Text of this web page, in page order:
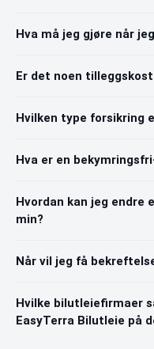
Hva må jeg gjøre når
Er det noen
Hvilken type forsikring
Hva er en
Hvordan kan jeg endre
min?
Når vil jeg få
Hvilke bilutleiefirmaer
EasyTerra Bilutleie på